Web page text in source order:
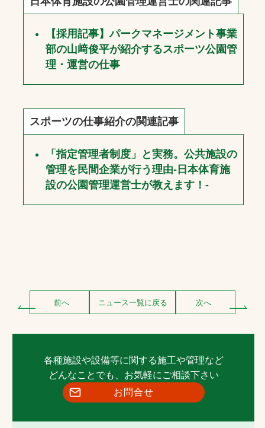
【採用記事】パークマネージメント事業
部の山﨑俊平が紹介するスポーツ公園管
理・運営の仕事
スポーツの仕事紹介の関連記事
「指定管理者制度」と実務。公共施設の
管理を民間企業が行う理由-日本体育施
設の公園管理運営士が教えます！-
前へ ニュース一覧に戻る 次へ
各種施設や設備等に関する施工や管理など
どんなことでも、お気軽にご相談下さい
お問合せ